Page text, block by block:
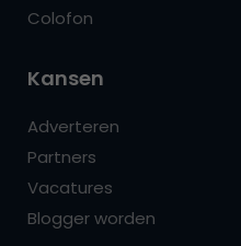
Colofon
Kansen
Adverteren
Partners
Vacatures
Blogger worden